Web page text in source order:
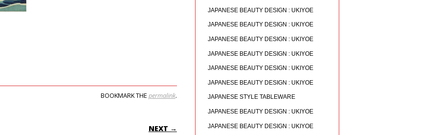
BOOKMARK THE permalink.
NEXT →
JAPANESE BEAUTY DESIGN : UKIYOE
JAPANESE BEAUTY DESIGN : UKIYOE
JAPANESE BEAUTY DESIGN : UKIYOE
JAPANESE BEAUTY DESIGN : UKIYOE
JAPANESE BEAUTY DESIGN : UKIYOE
JAPANESE BEAUTY DESIGN : UKIYOE
JAPANESE STYLE TABLEWARE
JAPANESE BEAUTY DESIGN : UKIYOE
JAPANESE BEAUTY DESIGN : UKIYOE